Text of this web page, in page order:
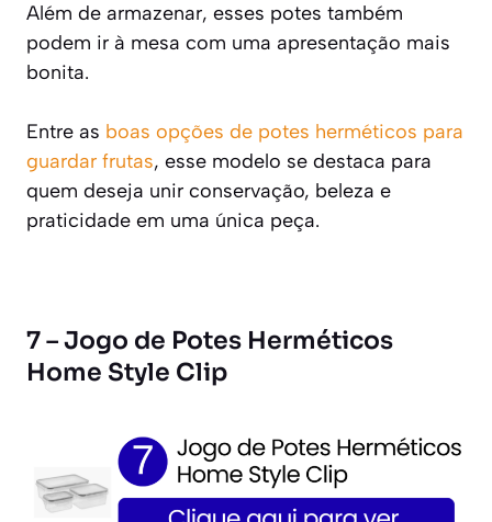
Além de armazenar, esses potes também
podem ir à mesa com uma apresentação mais
bonita.
Entre as boas opções de potes herméticos para
guardar frutas, esse modelo se destaca para
quem deseja unir conservação, beleza e
praticidade em uma única peça.
7 – Jogo de Potes Herméticos
Home Style Clip